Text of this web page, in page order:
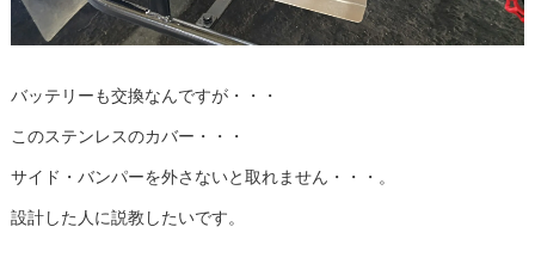
バッテリーも交換なんですが・・・
このステンレスのカバー・・・
サイド・バンパーを外さないと取れません・・・。
設計した人に説教したいです。